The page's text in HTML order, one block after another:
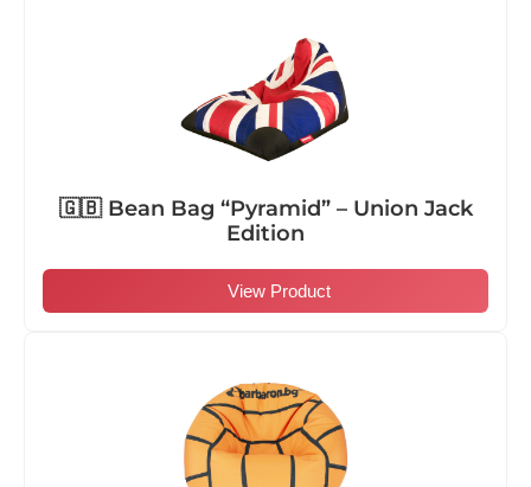
🇬🇧 Bean Bag “Pyramid” – Union Jack
Edition
View Product